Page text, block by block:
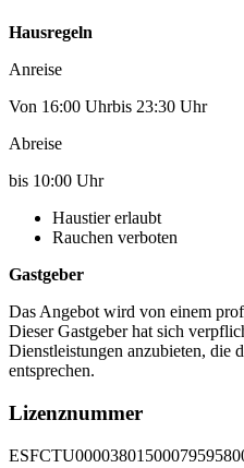
Hausregeln
Anreise
Von 16:00 Uhrbis 23:30 Uhr
Abreise
bis 10:00 Uhr
Haustier erlaubt
Rauchen verboten
Gastgeber
Das Angebot wird von einem
Dieser Gastgeber hat sich
Dienstleistungen anzubieten, die
entsprechen.
Lizenznummer